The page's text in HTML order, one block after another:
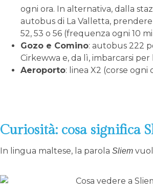
ogni ora. In alternativa, dalla
autobus di La Valletta, prendere
52, 53 o 56 (frequenza ogni 10
Gozo e Comino: autobus 222
Cirkewwa e, da lì, imbarcarsi per
Aeroporto: linea X2 (corse ogni
Curiosità: cosa significa
In lingua maltese, la parola Sliem vuol